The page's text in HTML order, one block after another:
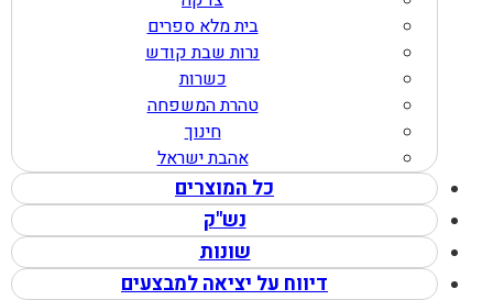
בית מלא ספרים
נרות שבת קודש
כשרות
טהרת המשפחה
חינוך
אהבת ישראל
כל המוצרים
נש"ק
שונות
דיווח על יציאה למבצעים